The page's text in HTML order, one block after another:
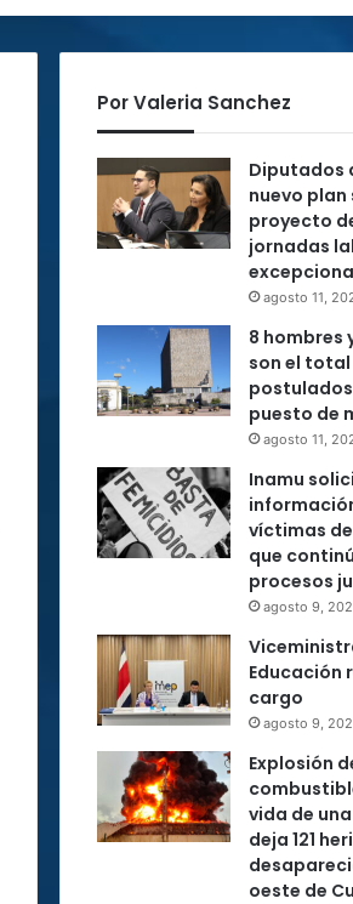
Por Valeria Sanchez
Diputados
nuevo plan
proyecto
jornadas
agosto 11,
8 hombres
son el total
puesto de
agosto 11,
Inamu
víctimas
que
procesos
agosto 9,
Educación
cargo
agosto 9,
Explosión
vida de
deja 121
oeste de